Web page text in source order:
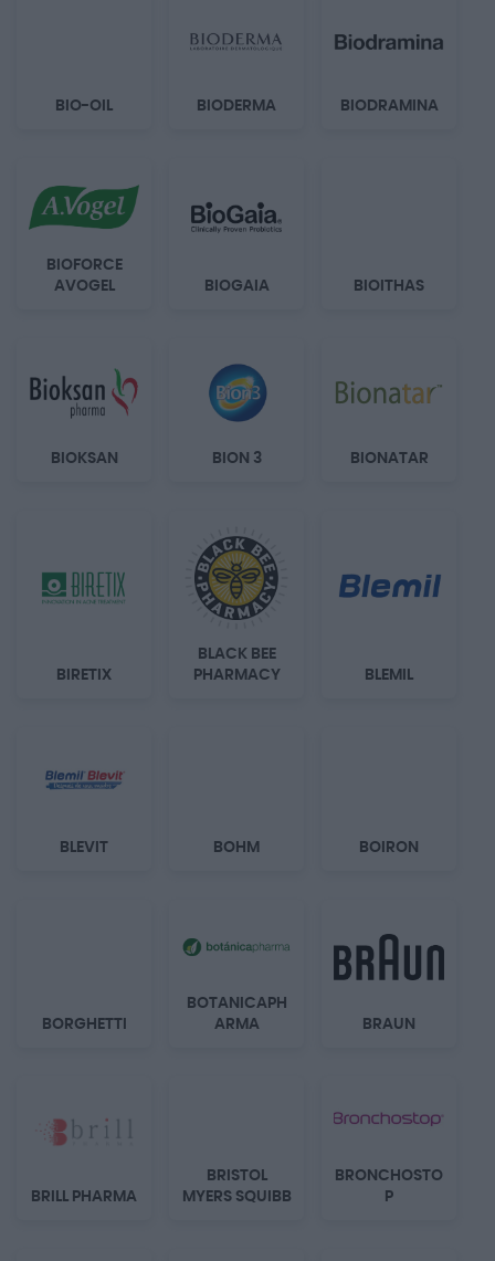
BIO-OIL BIODERMA BIODRAMINA
BIOFORCE
AVOGEL
BIOGAIA BIOITHAS
BIOKSAN BION 3 BIONATAR
BIRETIX
BLACK BEE
PHARMACY
BLEMIL
BLEVIT BOHM BOIRON
BORGHETTI
BOTANICAPH
ARMA
BRAUN
BRILL PHARMA
BRISTOL
MYERS SQUIBB
BRONCHOSTO
P